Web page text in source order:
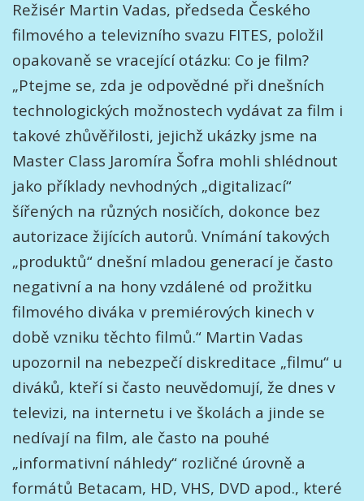
Režisér Martin Vadas, předseda Českého
filmového a televizního svazu FITES, položil
opakovaně se vracející otázku: Co je film?
„Ptejme se, zda je odpovědné při dnešních
technologických možnostech vydávat za film i
takové zhůvěřilosti, jejichž ukázky jsme na
Master Class Jaromíra Šofra mohli shlédnout
jako příklady nevhodných „digitalizací“
šířených na různých nosičích, dokonce bez
autorizace žijících autorů. Vnímání takových
„produktů“ dnešní mladou generací je často
negativní a na hony vzdálené od prožitku
filmového diváka v premiérových kinech v
době vzniku těchto filmů.“ Martin Vadas
upozornil na nebezpečí diskreditace „filmu“ u
diváků, kteří si často neuvědomují, že dnes v
televizi, na internetu i ve školách a jinde se
nedívají na film, ale často na pouhé
„informativní náhledy“ rozličné úrovně a
formátů Betacam, HD, VHS, DVD apod., které